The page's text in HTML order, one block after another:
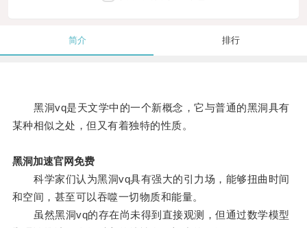
简介 排行
黑洞vq是天文学中的一个新概念，它与普通的黑洞具有
某种相似之处，但又有着独特的性质。
黑洞加速官网免费
科学家们认为黑洞vq具有强大的引力场，能够扭曲时间
和空间，甚至可以吞噬一切物质和能量。
虽然黑洞vq的存在尚未得到直接观测，但通过数学模型